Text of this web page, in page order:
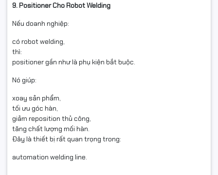
9. Positioner Cho Robot Welding
Nếu doanh nghiệp:
có robot welding,
thì:
positioner gần như là phụ kiện bắt buộc.
Nó giúp:
xoay sản phẩm,
tối ưu góc hàn,
giảm reposition thủ công,
tăng chất lượng mối hàn.
Đây là thiết bị rất quan trọng trong:
automation welding line.